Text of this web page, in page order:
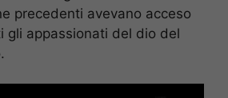
precedenti avevano acceso
gli appassionati del dio del